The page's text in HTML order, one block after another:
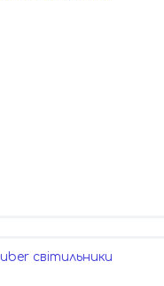
світильники